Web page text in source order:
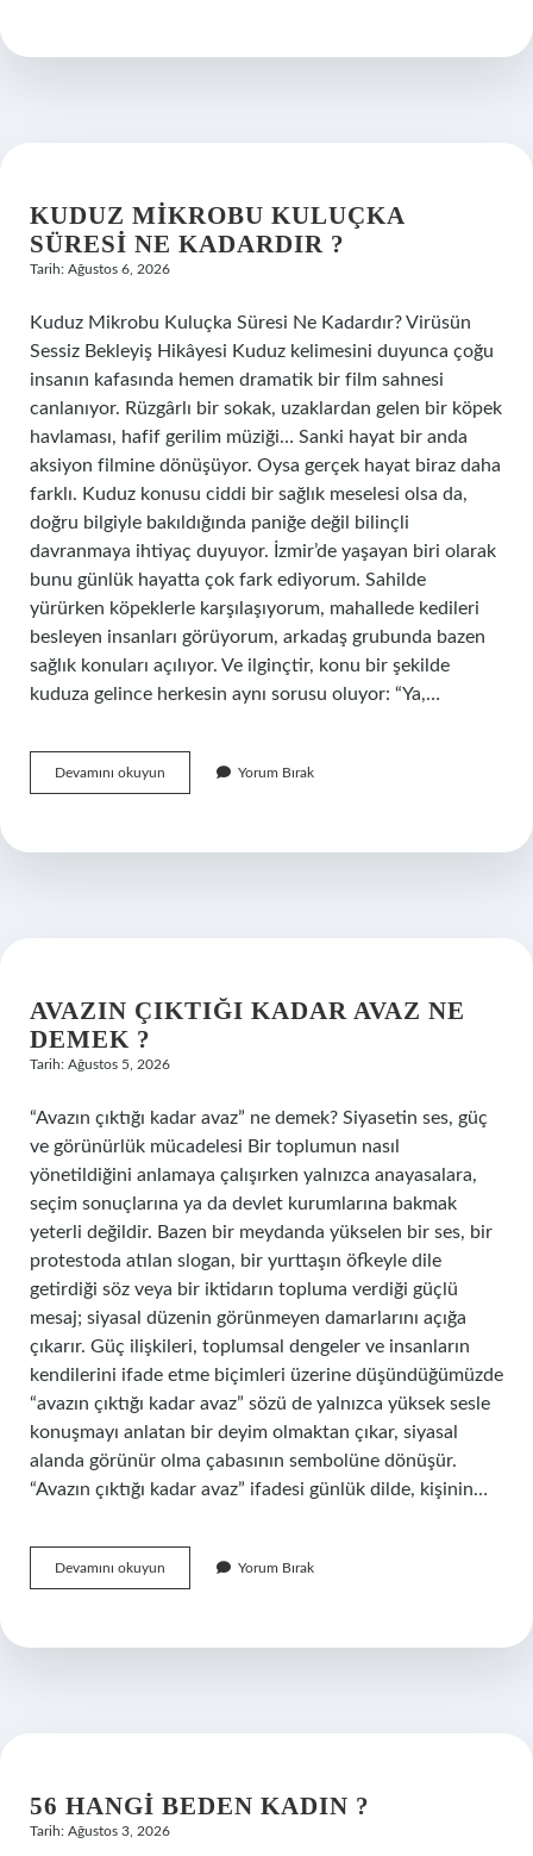
demek
KUDUZ MIKROBU KULUÇKA
SÜRESI NE KADARDIR ?
Tarih: Ağustos 6, 2026
Kuduz Mikrobu Kuluçka Süresi Ne Kadardır? Virüsün
Sessiz Bekleyiş Hikâyesi Kuduz kelimesini duyunca çoğu
insanın kafasında hemen dramatik bir film sahnesi
canlanıyor. Rüzgârlı bir sokak, uzaklardan gelen bir köpek
havlaması, hafif gerilim müziği… Sanki hayat bir anda
aksiyon filmine dönüşüyor. Oysa gerçek hayat biraz daha
farklı. Kuduz konusu ciddi bir sağlık meselesi olsa da,
doğru bilgiyle bakıldığında paniğe değil bilinçli
davranmaya ihtiyaç duyuyor. İzmir’de yaşayan biri olarak
bunu günlük hayatta çok fark ediyorum. Sahilde
yürürken köpeklerle karşılaşıyorum, mahallede kedileri
besleyen insanları görüyorum, arkadaş grubunda bazen
sağlık konuları açılıyor. Ve ilginçtir, konu bir şekilde
kuduza gelince herkesin aynı sorusu oluyor: “Ya,…
Devamını okuyun
mikrobu
ne
Yorum Bırak
AVAZIN ÇIKTIĞI KADAR AVAZ NE
DEMEK ?
Tarih: Ağustos 5, 2026
“Avazın çıktığı kadar avaz” ne demek? Siyasetin ses, güç
ve görünürlük mücadelesi Bir toplumun nasıl
yönetildiğini anlamaya çalışırken yalnızca anayasalara,
seçim sonuçlarına ya da devlet kurumlarına bakmak
yeterli değildir. Bazen bir meydanda yükselen bir ses, bir
protestoda atılan slogan, bir yurttaşın öfkeyle dile
getirdiği söz veya bir iktidarın topluma verdiği güçlü
mesaj; siyasal düzenin görünmeyen damarlarını açığa
çıkarır. Güç ilişkileri, toplumsal dengeler ve insanların
kendilerini ifade etme biçimleri üzerine düşündüğümüzde
“avazın çıktığı kadar avaz” sözü de yalnızca yüksek sesle
konuşmayı anlatan bir deyim olmaktan çıkar, siyasal
alanda görünür olma çabasının sembolüne dönüşür.
“Avazın çıktığı kadar avaz” ifadesi günlük dilde, kişinin…
Devamını okuyun
çıktığı
ne
Yorum Bırak
56 HANGI BEDEN KADIN ?
Tarih: Ağustos 3, 2026